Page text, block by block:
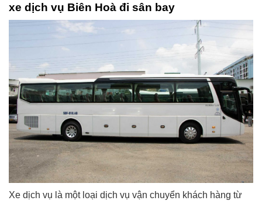
xe dịch vụ Biên Hoà đi sân bay
Xe dịch vụ là một loại dịch vụ vận chuyển khách hàng từ